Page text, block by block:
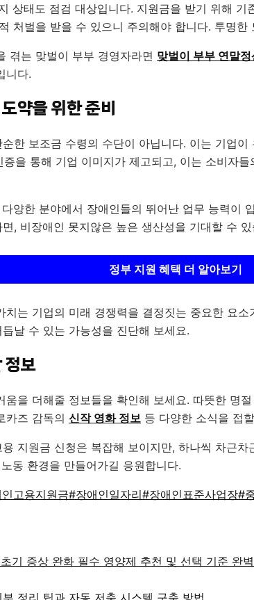
상태도 점검 대상입니다. 지원금을 받기 위해
처벌을 받을 수 있으니 주의해야 합니다. 투명한
겪는 맞벌이 부부 경영자라면 맞벌이 부부 연말
니다.
약을 위한 준비
한 보조금 수령의 수단이 아닙니다. 이는 기업
증을 통해 기업 이미지가 제고되고, 이는 소비자
양한 분야에서 장애인들의 뛰어난 업무 능력이
, 비장애인 못지않은 높은 생산성을 기대할 수 있
정부 지원 혜택 더 알아보기
치는 기업의 미래 경쟁력을 결정짓는 중요한 요
날 수 있는 가능성을 진단해 보세요.
정보
움을 더해줄 정보들을 확인해 보세요. 따뜻한 명
카즈 감독의 신작 영화 정보 등 다양한 소식을 접
지원금 신청은 복잡해 보이지만, 하나씩 차근
동 환경을 만들어가길 응원합니다.
고용지원금#장애인일자리#장애인표준사업장#
기 증상 완화 필수 영양제 추천 및 선택 기준 완
정리 팁과 자동 저축 시스템 구축 방법